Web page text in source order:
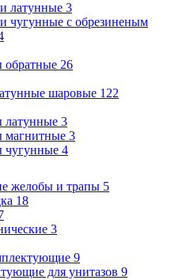
латунные 3
чугунные с обрезиненым
обратные 26
шаровые 122
латунные 3
магнитные 3
чугунные 4
желобы и трапы 5
18
3
9
для унитазов 9